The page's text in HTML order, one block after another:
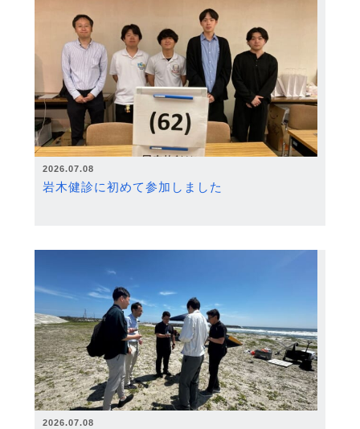
2026.07.08
岩木健診に初めて参加しました
2026.07.08